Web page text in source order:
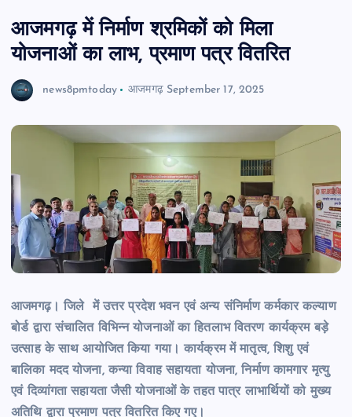
आजमगढ़ में निर्माण श्रमिकों को मिला
योजनाओं का लाभ, प्रमाण पत्र वितरित
news8pmtoday आजमगढ़ September 17, 2025
आजमगढ़। जिले में उत्तर प्रदेश भवन एवं अन्य संनिर्माण कर्मकार कल्याण
बोर्ड द्वारा संचालित विभिन्न योजनाओं का हितलाभ वितरण कार्यक्रम बड़े
उत्साह के साथ आयोजित किया गया। कार्यक्रम में मातृत्व, शिशु एवं
बालिका मदद योजना, कन्या विवाह सहायता योजना, निर्माण कामगार मृत्यु
एवं दिव्यांगता सहायता जैसी योजनाओं के तहत पात्र लाभार्थियों को मुख्य
अतिथि द्वारा प्रमाण पत्र वितरित किए गए।